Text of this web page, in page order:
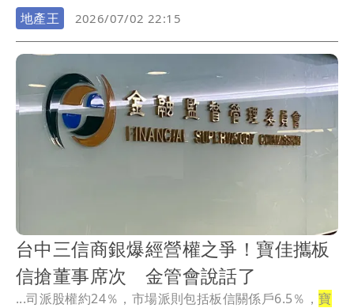
地產王
2026/07/02 22:15
台中三信商銀爆經營權之爭！寶佳攜板
信搶董事席次 金管會說話了
...司派股權約24％，市場派則包括板信關係戶6.5％，寶